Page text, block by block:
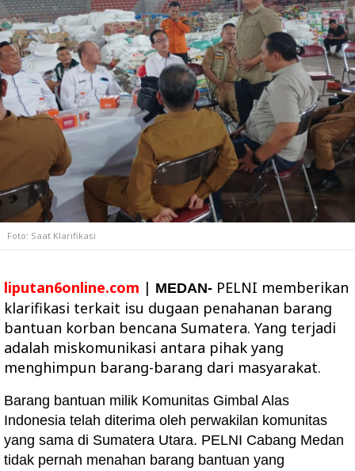
Foto: Saat Klarifikasi
liputan6online.com | MEDAN- PELNI memberikan
klarifikasi terkait isu dugaan penahanan barang
bantuan korban bencana Sumatera. Yang terjadi
adalah miskomunikasi antara pihak yang
menghimpun barang-barang dari masyarakat.
Barang bantuan milik Komunitas Gimbal Alas
Indonesia telah diterima oleh perwakilan komunitas
yang sama di Sumatera Utara. PELNI Cabang Medan
tidak pernah menahan barang bantuan yang